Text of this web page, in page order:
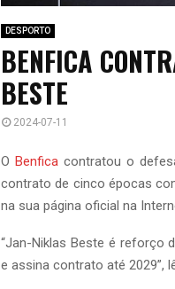
DESPORTO
BENFICA
BESTE
2024-07-11
OBenfica contratou o
contrato de cinco épocas
na sua página oficial na
“Jan-Niklas Beste é reforço
e assina contrato até 2029”,